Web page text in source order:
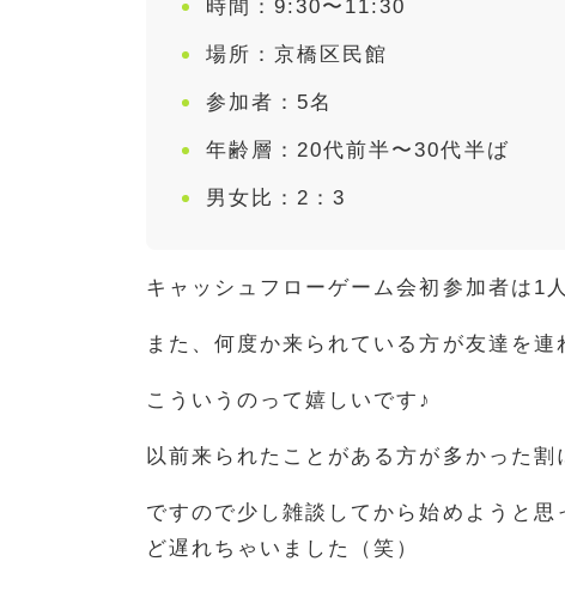
時間：9:30〜11:30
場所：京橋区民館
参加者：5名
年齢層：20代前半〜30代半ば
男女比：2：3
キャッシュフローゲーム会初参加者は1
また、何度か来られている方が友達を連
こういうのって嬉しいです♪
以前来られたことがある方が多かった割
ですので少し雑談してから始めようと
ど遅れちゃいました（笑）